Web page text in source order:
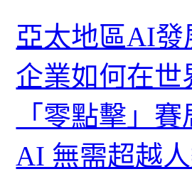
亞太地區AI
企業如何在
「零點擊」賽
AI 無需超越